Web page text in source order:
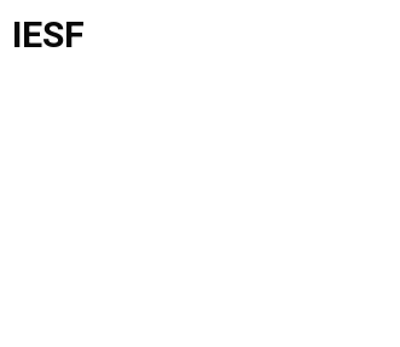
Saltar
alIESF